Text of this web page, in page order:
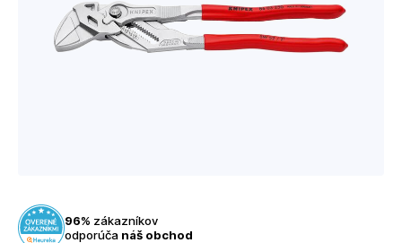
96% zákazníkov
odporúča náš obchod